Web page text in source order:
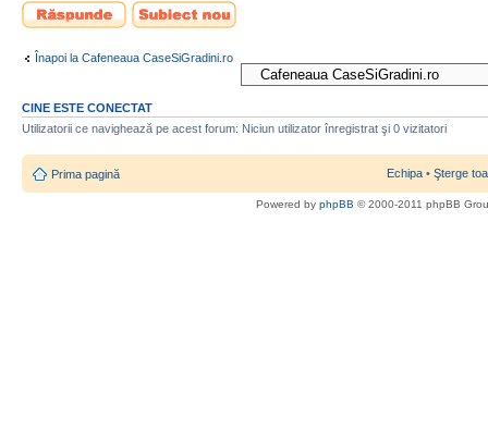
Scrie un răspuns
Scrie un subiect
nou
Înapoi la Cafeneaua CaseSiGradini.ro
CINE ESTE CONECTAT
Utilizatorii ce navighează pe acest forum: Niciun utilizator înregistrat şi 0 vizitatori
Prima pagină Echipa • Şterge
Powered by phpBB © 2000-2011 phpBB